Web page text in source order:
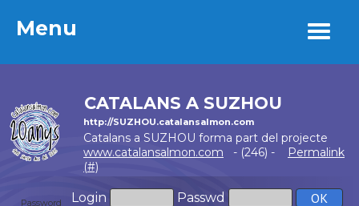
Menu
CATALANS A SUZHOU
http://SUZHOU.catalansalmon.com
Catalans a SUZHOU forma part del projecte
www.catalansalmon.com - (246) -
Permalink
(#)
Login Passwd
Password
Menu